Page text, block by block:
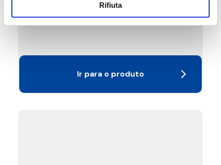
Rifiuta
Peças de reposição para servomotores P27T2
e M04
Ir para o produto